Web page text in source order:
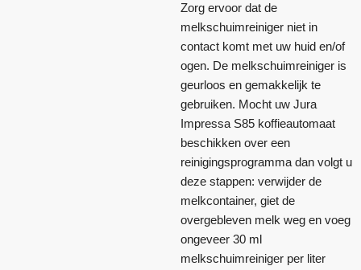
Zorg ervoor dat de
melkschuimreiniger niet in
contact komt met uw huid en/of
ogen. De melkschuimreiniger is
geurloos en gemakkelijk te
gebruiken. Mocht uw Jura
Impressa S85 koffieautomaat
beschikken over een
reinigingsprogramma dan volgt u
deze stappen: verwijder de
melkcontainer, giet de
overgebleven melk weg en voeg
ongeveer 30 ml
melkschuimreiniger per liter